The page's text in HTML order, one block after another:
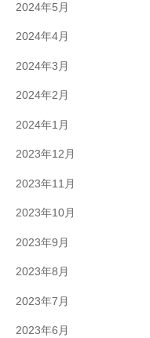
2024年5月
2024年4月
2024年3月
2024年2月
2024年1月
2023年12月
2023年11月
2023年10月
2023年9月
2023年8月
2023年7月
2023年6月